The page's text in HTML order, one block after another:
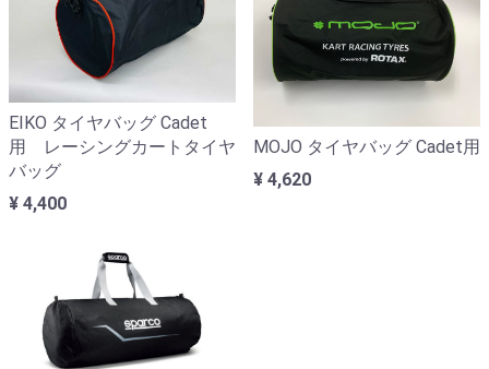
EIKO タイヤバッグ Cadet
用 レーシングカートタイヤ
バッグ
¥ 4,400
MOJO タイヤバッグ Cadet用
¥ 4,620